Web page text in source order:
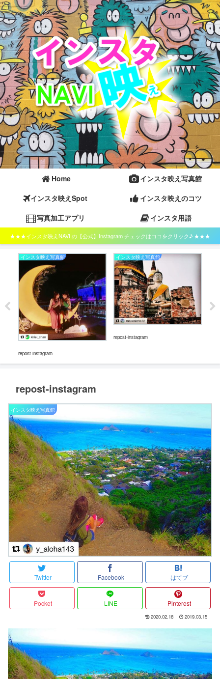
Home
インスタ映え写真館
インスタ映えSpot
インスタ映えのコツ
写真加工アプリ
インスタ用語
★★★インスタ映えNAVI の【公式】Instagram チェックはココをクリック♪ ★★★
インスタ映え写真館
repost-instagram
インスタ映え写真館
repost-instagram
repost-instagram
インスタ映え写真館
Twitter Facebook はてブ
Pocket LINE Pinterest
2020.02.18 2019.03.15